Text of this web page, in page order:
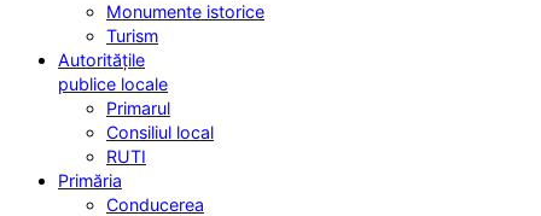
Monumente istorice
Turism
Autoritățile
publice locale
Primarul
Consiliul local
RUTI
Primăria
Conducerea